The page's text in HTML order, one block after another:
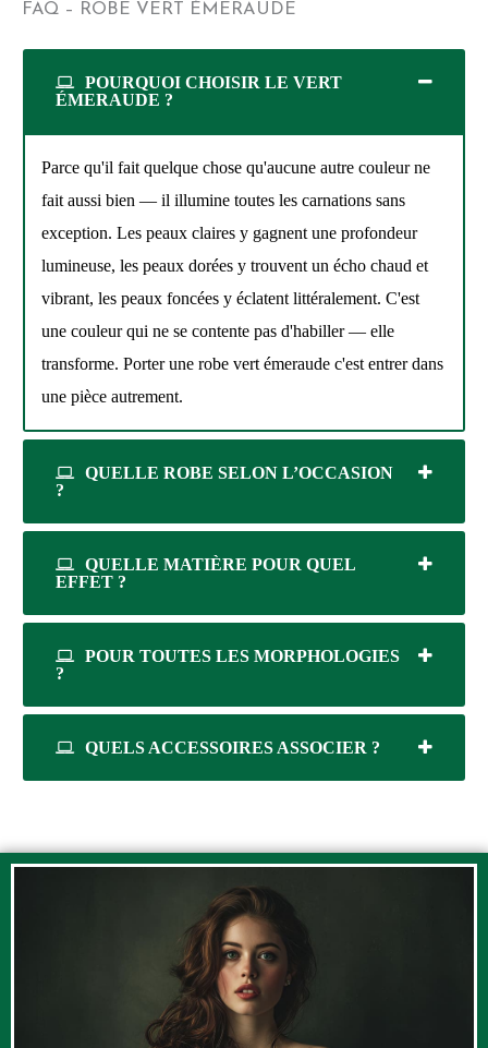
FAQ – ROBE VERT ÉMERAUDE
POURQUOI CHOISIR LE VERT
ÉMERAUDE ?
Parce qu'il fait quelque chose qu'aucune autre couleur ne
fait aussi bien — il illumine toutes les carnations sans
exception. Les peaux claires y gagnent une profondeur
lumineuse, les peaux dorées y trouvent un écho chaud et
vibrant, les peaux foncées y éclatent littéralement. C'est
une couleur qui ne se contente pas d'habiller — elle
transforme. Porter une robe vert émeraude c'est entrer dans
une pièce autrement.
QUELLE ROBE SELON L’OCCASION
?
QUELLE MATIÈRE POUR QUEL
EFFET ?
POUR TOUTES LES MORPHOLOGIES
?
QUELS ACCESSOIRES ASSOCIER ?